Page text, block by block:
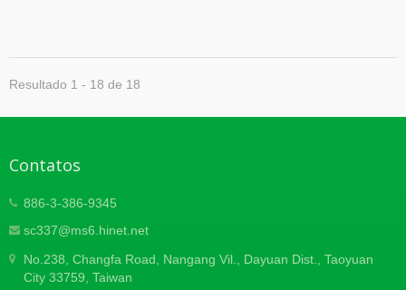
Resultado 1 - 18 de 18
Contatos
886-3-386-9345
sc337@ms6.hinet.net
No.238, Changfa Road, Nangang Vil., Dayuan Dist., Taoyuan
City 33759, Taiwan